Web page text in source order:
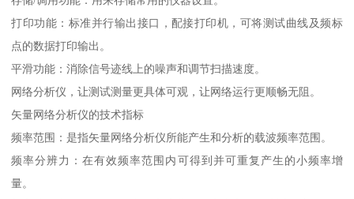
打印功能：标准并行输出接口，配接打印机，可将测试曲线及频标
点的数据打印输出。
平滑功能：消除信号迹线上的噪声和调节扫描速度。
网络分析仪，让测试测量更具体可观，让网络运行更顺畅无阻。
矢量网络分析仪的技术指标
频率范围：是指矢量网络分析仪所能产生和分析的载波频率范围。
频率分辨力：在有效频率范围内可得到并可重复产生的小频率增
量。